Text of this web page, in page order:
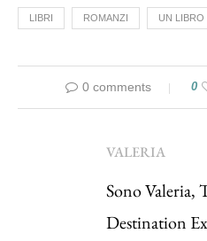
LIBRI ROMANZI UN LIBRO
0 comments 0
VALERIA
Sono Valeria,
Destination